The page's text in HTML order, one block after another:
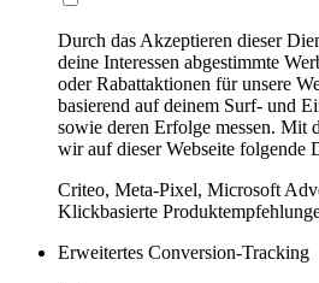
Durch das Akzeptieren dieser
deine Interessen abgestimmte
oder Rabattaktionen für unsere
basierend auf deinem Surf- und
sowie deren Erfolge messen. Mit
wir auf dieser Webseite folgende
Criteo, Meta-Pixel, Microsoft
Klickbasierte
Erweitertes Conversion-Tracking